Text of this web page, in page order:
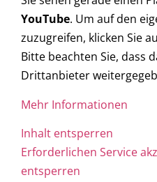
YouTube. Um auf den
zuzugreifen, klicken Sie
Bitte beachten Sie, dass
Drittanbieter
Mehr Informationen
Inhalt entsperren
Erforderlichen Service
entsperren